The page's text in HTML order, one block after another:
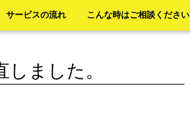
サービスの流れ こんな時はご相談ください
ました。